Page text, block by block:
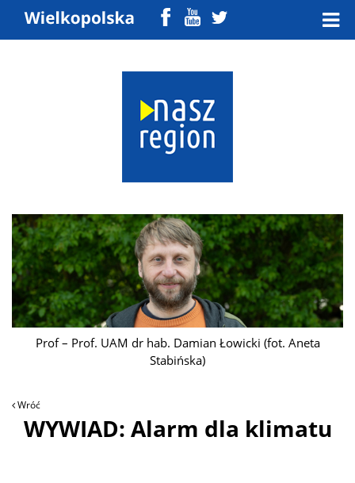
Prof – Prof. UAM dr hab. Damian Łowicki (fot. Aneta
Stabińska)
Wróć
WYWIAD: Alarm dla klimatu